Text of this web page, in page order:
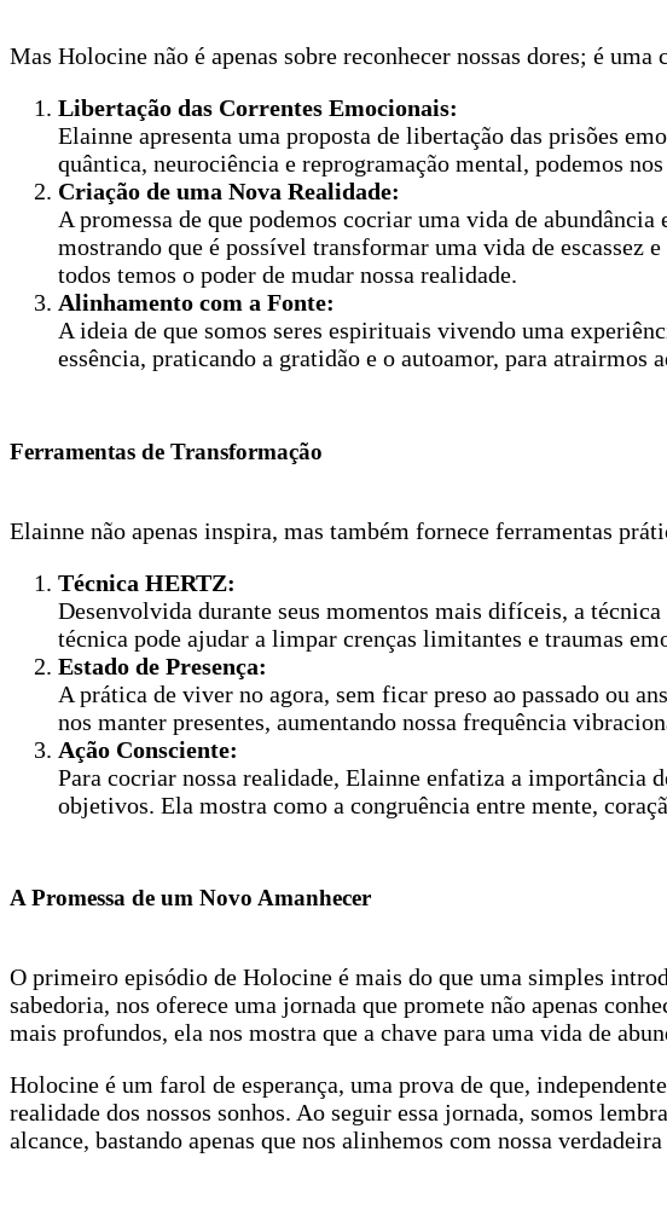
Mas Holocine não é apenas sobre reconhecer nossas dores; é
Libertação das Correntes Emocionais:
Elainne apresenta uma proposta de libertação das prisões
quântica, neurociência e reprogramação mental, podemos
Criação de uma Nova Realidade:
A promessa de que podemos cocriar uma vida de
mostrando que é possível transformar uma vida de escassez
todos temos o poder de mudar nossa realidade.
Alinhamento com a Fonte:
A ideia de que somos seres espirituais vivendo uma
essência, praticando a gratidão e o autoamor, para atrairmos
Ferramentas de Transformação
Elainne não apenas inspira, mas também fornece ferramentas
Técnica HERTZ:
Desenvolvida durante seus momentos mais difíceis, a
técnica pode ajudar a limpar crenças limitantes e traumas
Estado de Presença:
A prática de viver no agora, sem ficar preso ao passado ou
nos manter presentes, aumentando nossa frequência
Ação Consciente:
Para cocriar nossa realidade, Elainne enfatiza a importância
objetivos. Ela mostra como a congruência entre mente,
A Promessa de um Novo Amanhecer
O primeiro episódio de Holocine é mais do que uma simples
sabedoria, nos oferece uma jornada que promete não apenas
mais profundos, ela nos mostra que a chave para uma vida de
Holocine é um farol de esperança, uma prova de que,
realidade dos nossos sonhos. Ao seguir essa jornada, somos
alcance, bastando apenas que nos alinhemos com nossa